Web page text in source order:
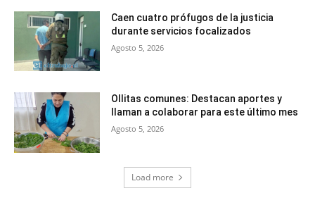
Caen cuatro prófugos de la justicia
durante servicios focalizados
Agosto 5, 2026
Ollitas comunes: Destacan aportes y
llaman a colaborar para este último mes
Agosto 5, 2026
Load more